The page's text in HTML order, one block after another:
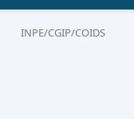
INPE/CGIP/COIDS